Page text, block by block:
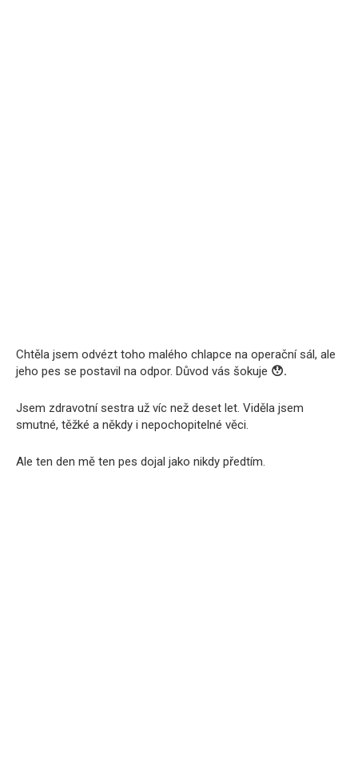
Chtěla jsem odvézt toho malého chlapce na operační sál, ale
jeho pes se postavil na odpor. Důvod vás šokuje 😯.
Jsem zdravotní sestra už víc než deset let. Viděla jsem
smutné, těžké a někdy i nepochopitelné věci.
Ale ten den mě ten pes dojal jako nikdy předtím.